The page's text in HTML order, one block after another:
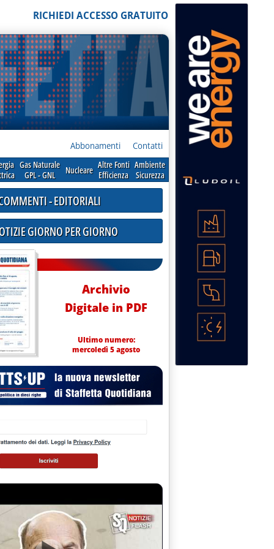
RICHIEDI ACCESSO GRATUITO
Abbonamenti
Contatti
Gas Naturale
GPL - GNL
Nucleare Altre Fonti
Efficienza
Ambiente
Sicurezza
alle 11.58.
- EDITORIALI
GIORNO PER GIORNO
Archivio
Digitale in PDF
Ultimo numero:
mercoledì 5 agosto